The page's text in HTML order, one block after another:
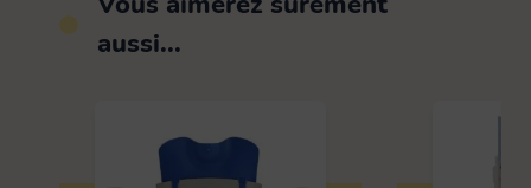
aussi...